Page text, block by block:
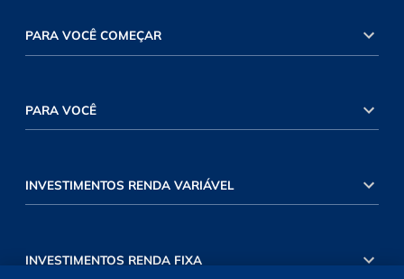
PARA VOCÊ COMEÇAR
PARA VOCÊ
INVESTIMENTOS RENDA VARIÁVEL
INVESTIMENTOS RENDA FIXA